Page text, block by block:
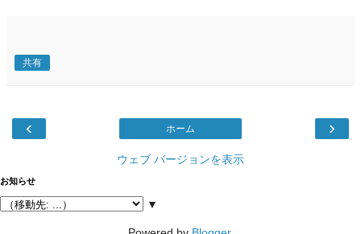
共有
‹ ›
ホーム
ウェブ バージョンを表示
お知らせ
▼